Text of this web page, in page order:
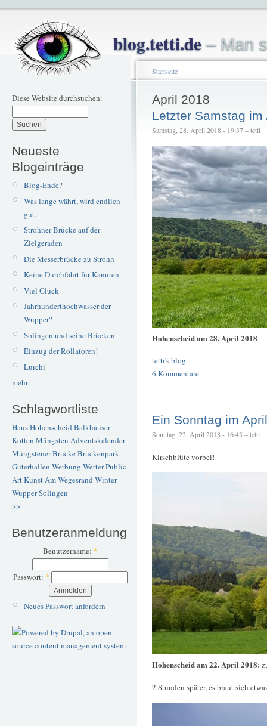
blog.tetti.de– Man
Diese Website durchsuchen:
Neueste
Blogeinträge
Blog-Ende?
Was lange währt, wird endlich
gut.
Strohner Brücke auf der
Zielgeraden
Die Messerbrücke zu Strohn
Keine Durchfahrt für Kanuten
Viel Glück
Jahrhunderthochwasser der
Wupper?
Solingen und seine Brücken
Einzug der Rollatoren!
Lurchi
mehr
Schlagwortliste
Haus Hohenscheid Balkhauser
Kotten Müngsten Adventskalender
Müngstener BrückeBrückenpark
Güterhallen Werbung WetterPublic
ArtKunstAm Wegesrand Winter
WupperSolingen
>>
Benutzeranmeldung
Benutzername: *
Passwort: *
Neues Passwort anfordern
Startseite
April 2018
Letzter Samstag im
Samstag, 28. April 2018 - 19:37 – tetti
Hohenscheid am 28. April 2018
tetti's blog
6 Kommentare
Ein Sonntag im April
Sonntag, 22. April 2018 - 16:43 – tetti
Kirschblüte vorbei!
Hohenscheid am 22. April 2018:
2 Stunden später, es braut sich